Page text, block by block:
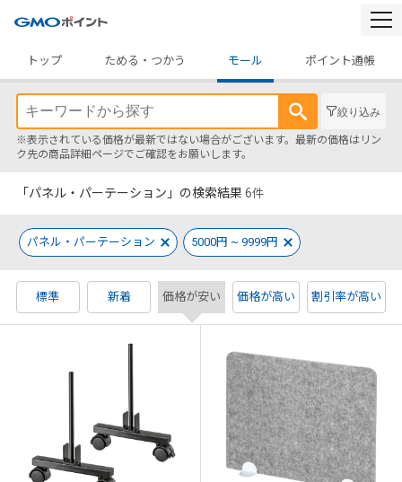
トップ
ためる・つかう モール ポイント通帳
絞り込み
※表示されている価格が最新ではない場合がございます。最新の価格はリン
ク先の商品詳細ページでご確認をお願いします。
「パネル・パーテーション」の検索結果 6件
パネル・パーテーション 5000円 ~ 9999円
標準 新着 価格が安い 価格が高い 割引率が高い